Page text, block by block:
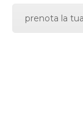
prenota la